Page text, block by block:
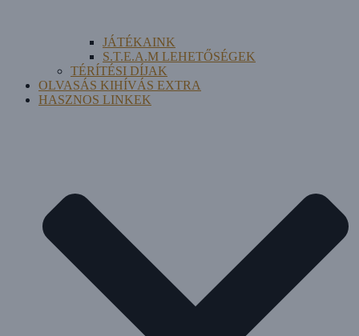
JÁTÉKAINK
S.T.E.A.M LEHETŐSÉGEK
TÉRÍTÉSI DÍJAK
OLVASÁS KIHÍVÁS EXTRA
HASZNOS LINKEK